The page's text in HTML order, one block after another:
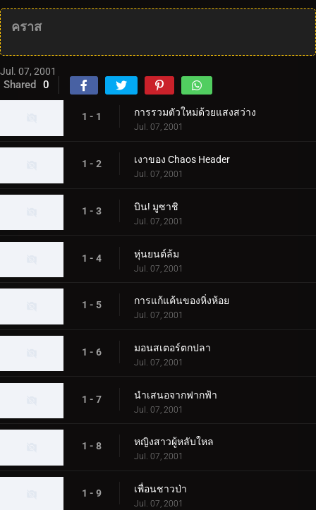
คราส
Jul. 07, 2001
Shared 0
1 - 1 การรวมตัวใหม่ด้วยแสงสว่าง
Jul. 07, 2001
1 - 2 เงาของ Chaos Header
Jul. 07, 2001
1 - 3 บิน! มูซาชิ
Jul. 07, 2001
1 - 4 หุ่นยนต์ล้ม
Jul. 07, 2001
1 - 5 การแก้แค้นของหิ่งห้อย
Jul. 07, 2001
1 - 6 มอนสเตอร์ตกปลา
Jul. 07, 2001
1 - 7 นำเสนอจากฟากฟ้า
Jul. 07, 2001
1 - 8 หญิงสาวผู้หลับใหล
Jul. 07, 2001
1 - 9 เพื่อนชาวป่า
Jul. 07, 2001